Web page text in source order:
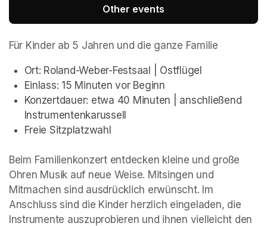
Other events
Für Kinder ab 5 Jahren und die ganze Familie
Ort: Roland-Weber-Festsaal | Ostflügel
Einlass: 15 Minuten vor Beginn
Konzertdauer: etwa 40 Minuten | anschließend
Instrumentenkarussell
Freie Sitzplatzwahl
Beim Familienkonzert entdecken kleine und große
Ohren Musik auf neue Weise. Mitsingen und
Mitmachen sind ausdrücklich erwünscht. Im
Anschluss sind die Kinder herzlich eingeladen, die
Instrumente auszuprobieren und ihnen vielleicht den